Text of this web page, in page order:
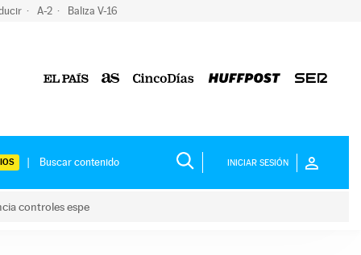
A-2 Baliza V-16
INICIAR SESIÓN
controles espe